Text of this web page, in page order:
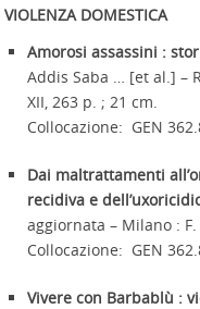
VIOLENZA DOMESTICA
Amorosi assassini :
Addis Saba … [et al.] –
XII, 263 p. ; 21 cm.
Collocazione: GEN
Dai maltrattamenti
recidiva e
aggiornata – Milano :
Collocazione: GEN
Vivere con Barbablù :